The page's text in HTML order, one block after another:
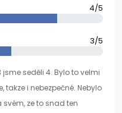
4/5
3/5
seděli 4. Bylo to velmi
takze i nebezpečné. Nebylo
svém, ze to snad ten